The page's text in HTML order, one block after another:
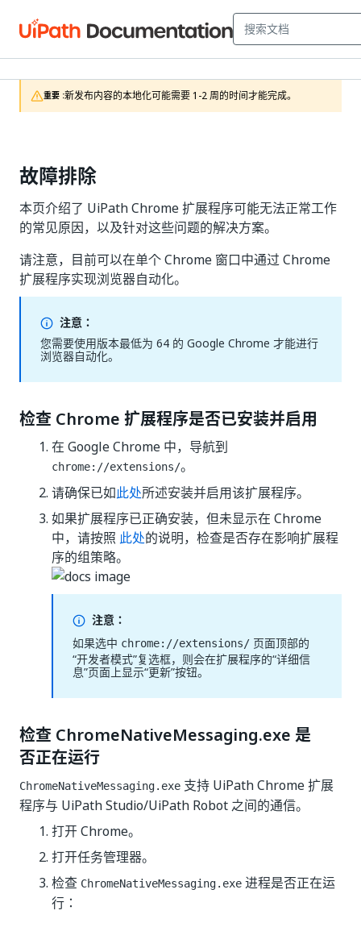
重要 :新发布内容的本地化可能需要 1-2 周的时间才能完成。
故障排除
本页介绍了 UiPath Chrome 扩展程序可能无法正常工作
的常见原因，以及针对这些问题的解决方案。
请注意，目前可以在单个 Chrome 窗口中通过 Chrome
扩展程序实现浏览器自动化。
注意：
您需要使用版本最低为 64 的 Google Chrome 才能进行
浏览器自动化。
检查 Chrome 扩展程序是否已安装并启用
在 Google Chrome 中，导航到
chrome://extensions/。
请确保已如此处所述安装并启用该扩展程序。
如果扩展程序已正确安装，但未显示在 Chrome
中，请按照 此处的说明，检查是否存在影响扩展程
序的组策略。
注意：
如果选中 chrome://extensions/ 页面顶部的
“开发者模式”复选框，则会在扩展程序的“详细信
息”页面上显示“更新”按钮。
检查 ChromeNativeMessaging.exe 是
否正在运行
ChromeNativeMessaging.exe 支持 UiPath Chrome 扩展
程序与 UiPath Studio/UiPath Robot 之间的通信。
打开 Chrome。
打开任务管理器。
检查 ChromeNativeMessaging.exe 进程是否正在运
行：